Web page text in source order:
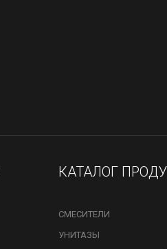
КАТАЛОГ
СМЕСИТЕЛИ
УНИТАЗЫ